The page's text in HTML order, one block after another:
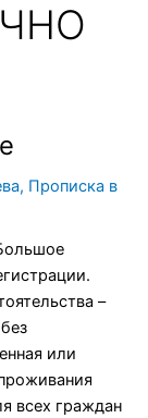
, Прописка в
–
или
всех граждан